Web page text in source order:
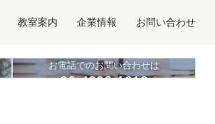
教室案内 企業情報 お問い合わせ
お電話でのお問い合わせは
06-4396-1212